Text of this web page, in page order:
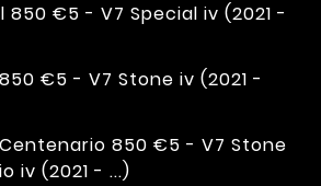
850 €5 - V7 Special iv (2021 -
€5 - V7 Stone iv (2021 -
850 €5 - V7 Stone
iv (2021 - ...)